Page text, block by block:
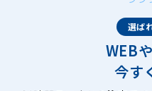
選ば
WEB
今す